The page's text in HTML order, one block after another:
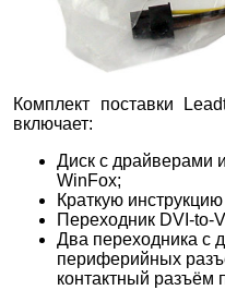
Комплект поставки
включает:
Диск с драйверами
WinFox;
Краткую
Переходник DVI-to-
Два переходника с
периферийных
контактный разъём